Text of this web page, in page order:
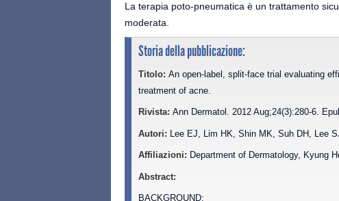
La terapia poto-pneumatica è un trattamento
moderata.
Storia della pubblicazione:
Titolo: An open-label, split-face trial evaluating
treatment of acne.
Rivista: Ann Dermatol. 2012 Aug;24(3):280-6.
Autori: Lee EJ, Lim HK, Shin MK, Suh DH, Lee
Affiliazioni: Department of Dermatology, Kyung
Abstract:
BACKGROUND: